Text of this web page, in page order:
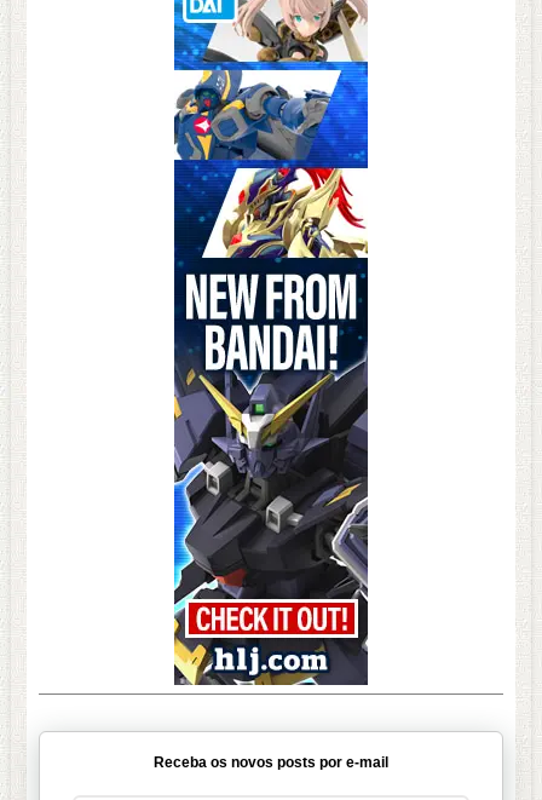
Receba os novos posts por e-mail